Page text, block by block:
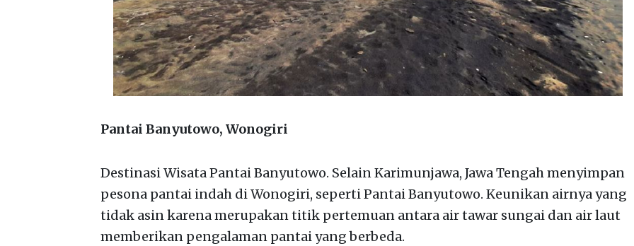
Pantai Banyutowo, Wonogiri
Destinasi Wisata Pantai Banyutowo. Selain Karimunjawa, Jawa Tengah menyimpan
pesona pantai indah di Wonogiri, seperti Pantai Banyutowo. Keunikan airnya yang
tidak asin karena merupakan titik pertemuan antara air tawar sungai dan air laut
memberikan pengalaman pantai yang berbeda.